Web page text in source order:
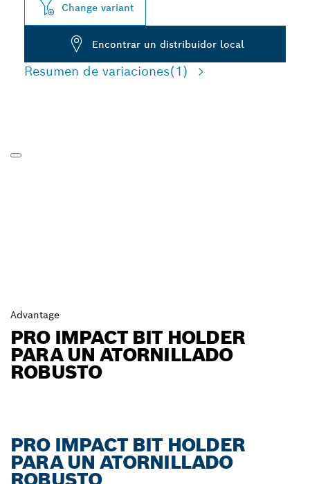
Change variant
Encontrar un distribuidor local
Resumen de variaciones(1)
Advantage
PRO IMPACT BIT HOLDER
PARA UN ATORNILLADO
ROBUSTO
PRO IMPACT BIT HOLDER
PARA UN ATORNILLADO